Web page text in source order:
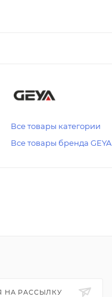
Все товары категории
Все товары бренда GEYA
НА РАССЫЛКУ